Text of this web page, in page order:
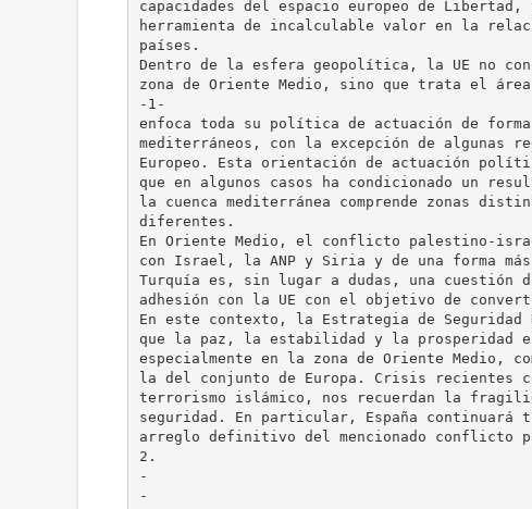
capacidades del espacio europeo de
herramienta de incalculable valor en la
países.
Dentro de la esfera geopolítica, la UE no
zona de Oriente Medio, sino que trata el
-1-
enfoca toda su política de actuación de
mediterráneos, con la excepción de algunas
Europeo. Esta orientación de actuación
que en algunos casos ha condicionado un
la cuenca mediterránea comprende zonas
diferentes.
En Oriente Medio, el conflicto palestino-
con Israel, la ANP y Siria y de una forma
Turquía es, sin lugar a dudas, una cuestión
adhesión con la UE con el objetivo de
En este contexto, la Estrategia de Seguridad
que la paz, la estabilidad y la prosperidad
especialmente en la zona de Oriente Medio,
la del conjunto de Europa. Crisis
terrorismo islámico, nos recuerdan la
seguridad. En particular, España continuará
arreglo definitivo del mencionado conflicto
2.
-
-